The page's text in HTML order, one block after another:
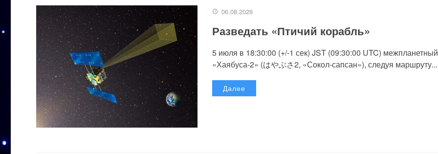
06.08.2026
Разведать «Птичий корабль»
5 июля в 18:30:00 (+/-1 сек) JST (09:30:00 UTC)
«Хаябуса-2» (はやぶさ2, «Сокол-сапсан»), следуя маршруту...
Далее